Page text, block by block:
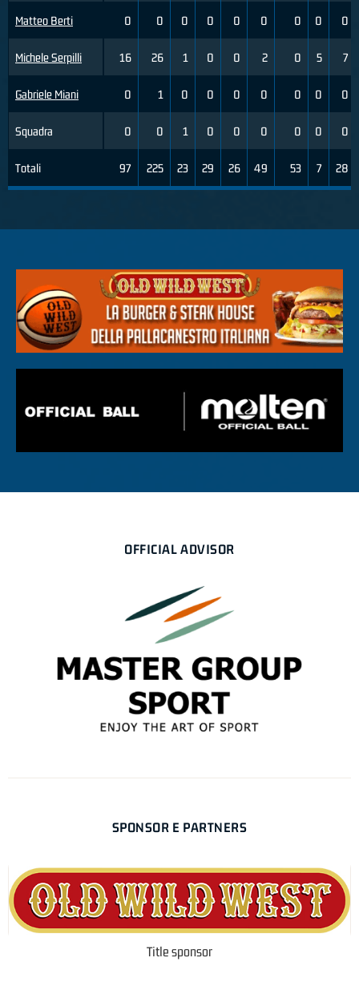
Matteo Berti
Michele Serpilli
Gabriele Miani
Squadra
Totali
0 0 0 0 0 0 0 0 0
16 26 1 0 0 2 0 5 7
0 1 0 0 0 0 0 0 0
0 0 1 0 0 0 0 0 0
97 225 23 29 26 49 53 7 28
OFFICIAL ADVISOR
SPONSOR E PARTNERS
Title sponsor